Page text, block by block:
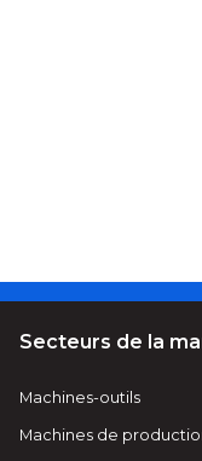
Secteurs de la
Machines-outils
Machines de